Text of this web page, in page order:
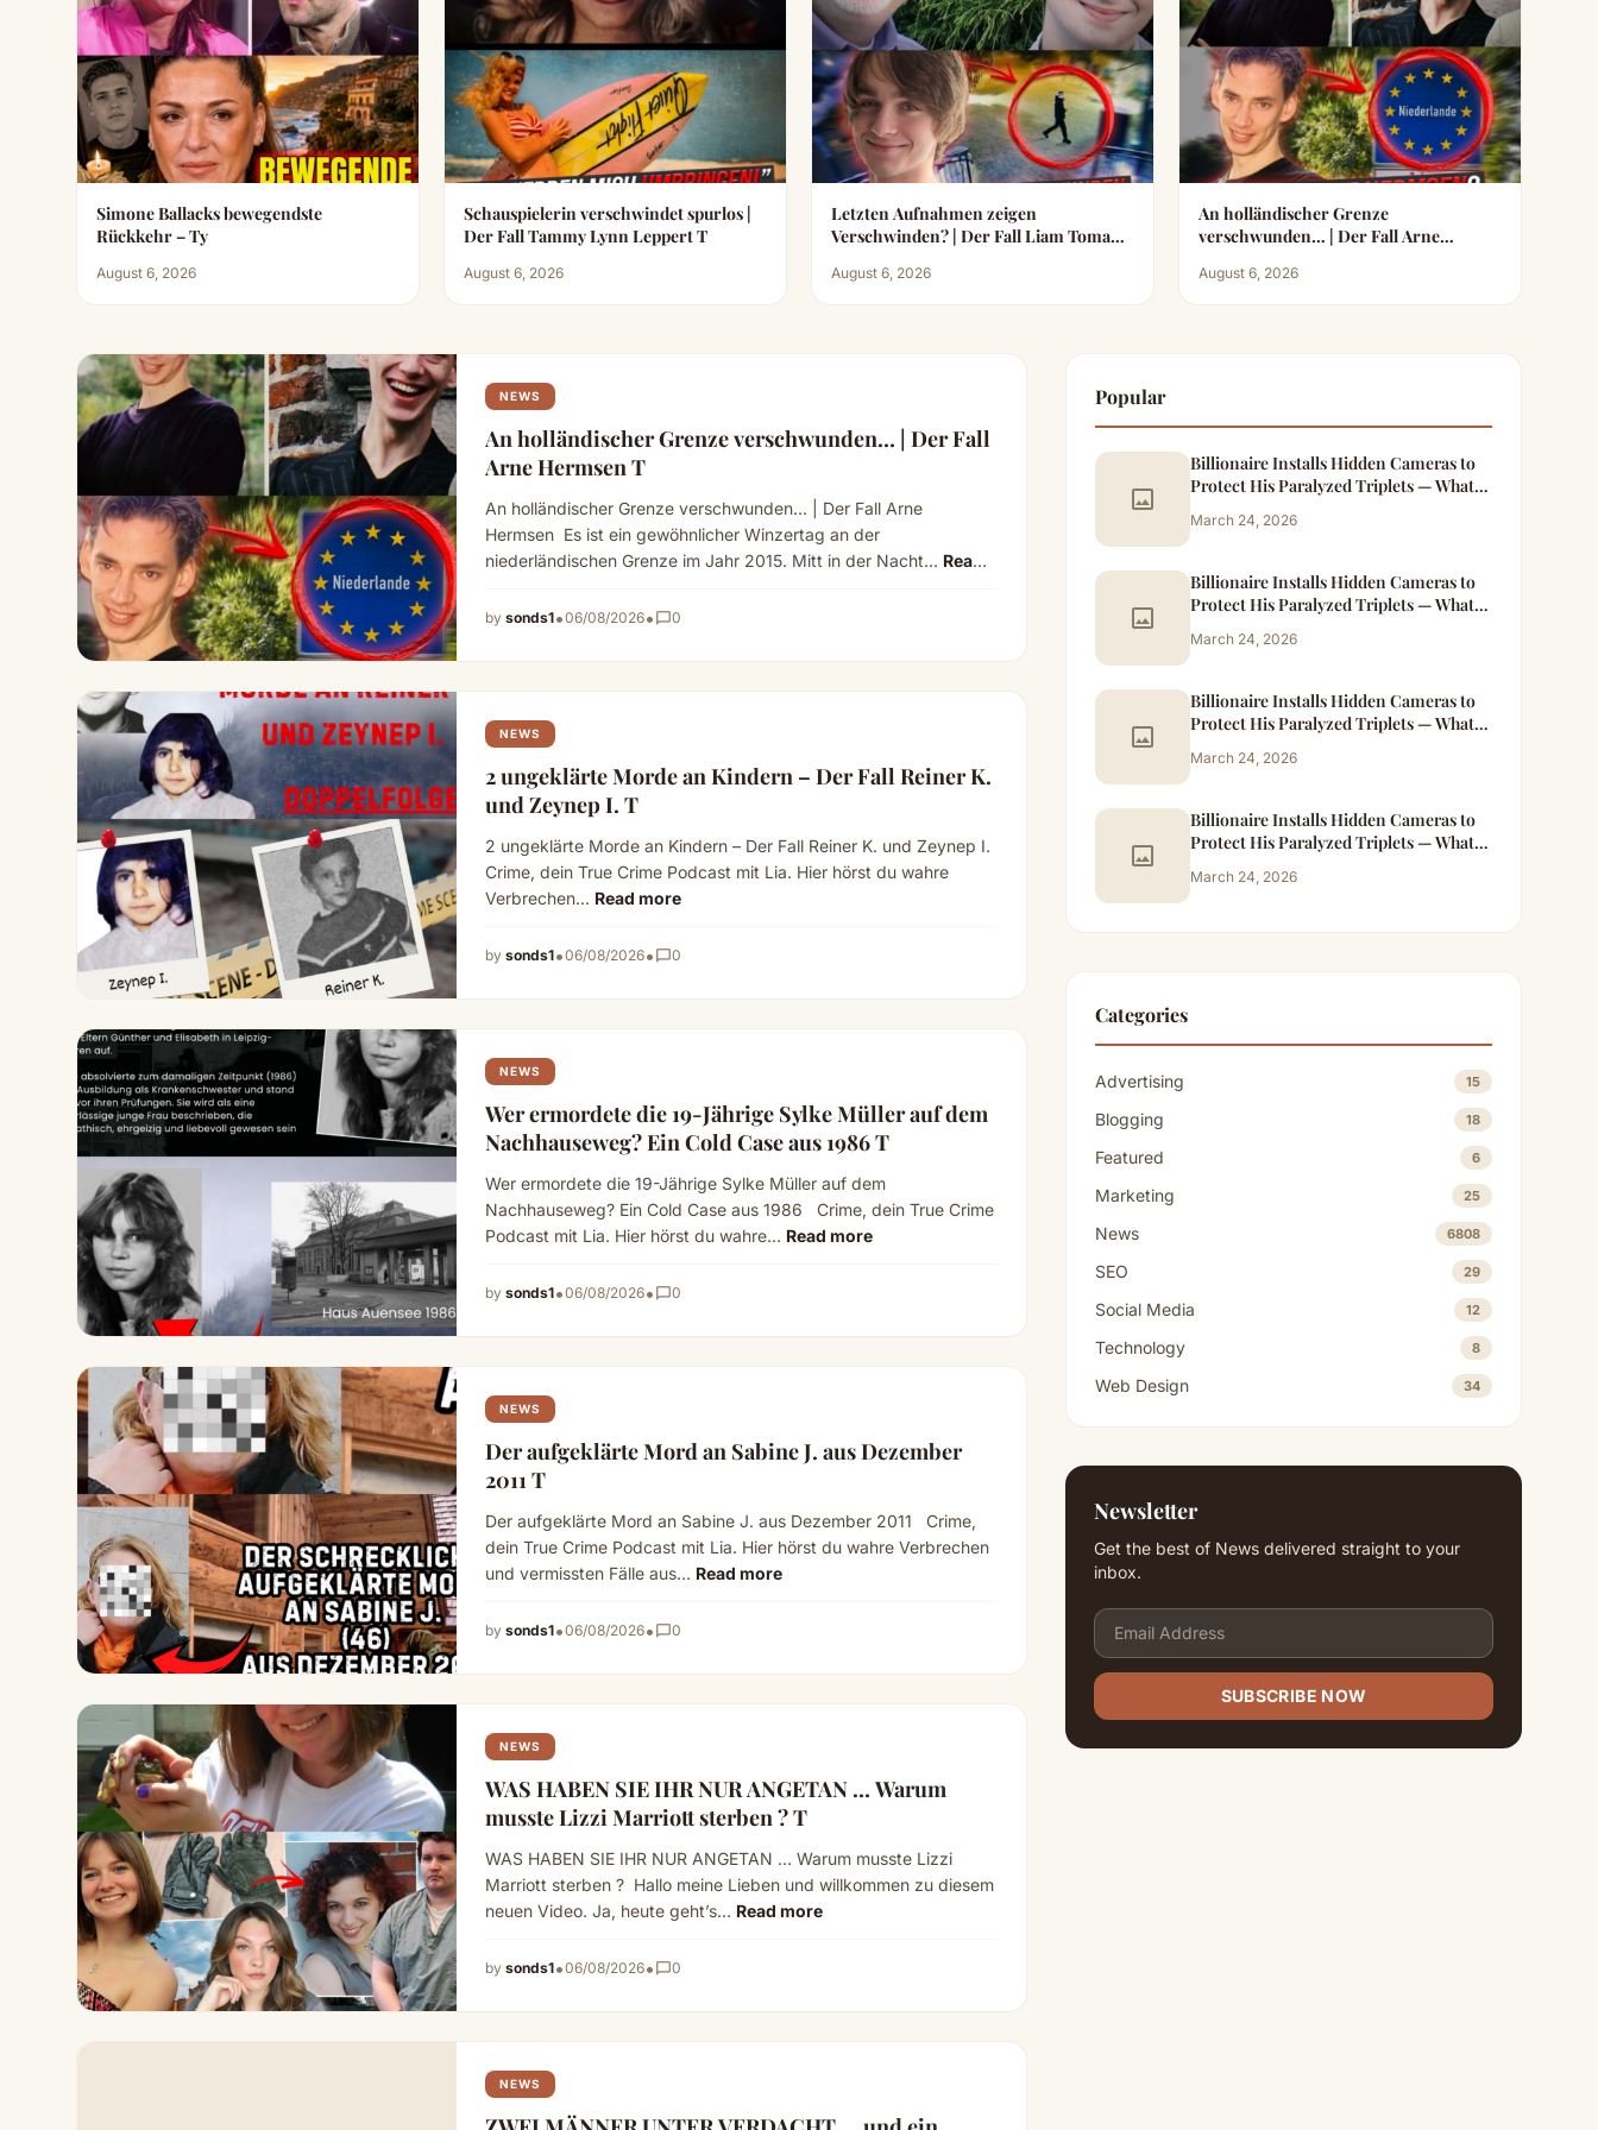
Simone Ballacks bewegendste
Rückkehr – Ty
August 6, 2026
Schauspielerin verschwindet spurlos |
Der Fall Tammy Lynn Leppert T
August 6, 2026
Letzten Aufnahmen zeigen
Verschwinden? | Der Fall Liam Toman
August 6, 2026
An holländischer Grenze
verschwunden… | Der Fall Arne
August 6, 2026
NEWS
An holländischer Grenze verschwunden… | Der Fall
Arne Hermsen T
An holländischer Grenze verschwunden… | Der Fall Arne
Hermsen Es ist ein gewöhnlicher Winzertag an der
niederländischen Grenze im Jahr 2015. Mitt in der Nacht… Read
bysonds1•06/08/2026•chat_bubble_outline0
NEWS
2 ungeklärte Morde an Kindern – Der Fall Reiner K.
und Zeynep I. T
2 ungeklärte Morde an Kindern – Der Fall Reiner K. und Zeynep I.
Crime, dein True Crime Podcast mit Lia. Hier hörst du wahre
Verbrechen… Read more
bysonds1•06/08/2026•chat_bubble_outline0
NEWS
Wer ermordete die 19-Jährige Sylke Müller auf dem
Nachhauseweg? Ein Cold Case aus 1986 T
Wer ermordete die 19-Jährige Sylke Müller auf dem
Nachhauseweg? Ein Cold Case aus 1986 Crime, dein True Crime
Podcast mit Lia. Hier hörst du wahre… Read more
bysonds1•06/08/2026•chat_bubble_outline0
NEWS
Der aufgeklärte Mord an Sabine J. aus Dezember
2011 T
Der aufgeklärte Mord an Sabine J. aus Dezember 2011 Crime,
dein True Crime Podcast mit Lia. Hier hörst du wahre Verbrechen
und vermissten Fälle aus… Read more
bysonds1•06/08/2026•chat_bubble_outline0
NEWS
WAS HABEN SIE IHR NUR ANGETAN … Warum
musste Lizzi Marriott sterben ? T
WAS HABEN SIE IHR NUR ANGETAN … Warum musste Lizzi
Marriott sterben ? Hallo meine Lieben und willkommen zu diesem
neuen Video. Ja, heute geht’s… Read more
bysonds1•06/08/2026•chat_bubble_outline0
NEWS
Popular
image
Billionaire Installs Hidden Cameras to
Protect His Paralyzed Triplets — What
Changed Everything – Part 2
March 24, 2026
image
Billionaire Installs Hidden Cameras to
Protect His Paralyzed Triplets — What
Changed Everything – Part 3
March 24, 2026
image
Billionaire Installs Hidden Cameras to
Protect His Paralyzed Triplets — What
Changed Everything – Part 4
March 24, 2026
image
Billionaire Installs Hidden Cameras to
Protect His Paralyzed Triplets — What
Changed Everything – Part 5
March 24, 2026
Categories
Advertising 15
Blogging 18
Featured 6
Marketing 25
News 6808
SEO 29
Social Media 12
Technology 8
Web Design 34
Newsletter
Get the best of News delivered straight to your
inbox.
SUBSCRIBE NOW